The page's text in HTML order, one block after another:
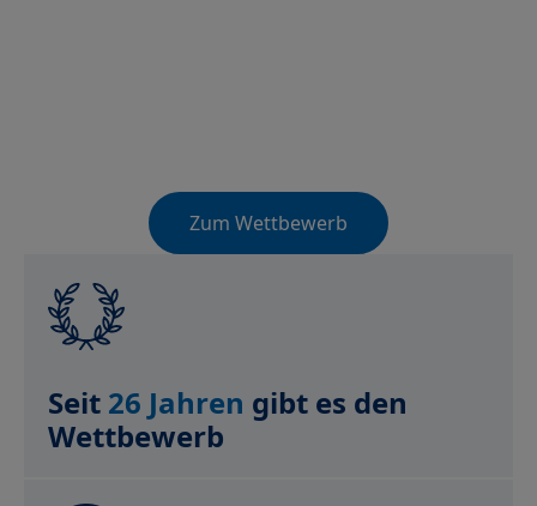
Zum Wettbewerb
INNOVATIONs
Award
Zahlen
Seit 26 Jahren gibt es den
Wettbewerb